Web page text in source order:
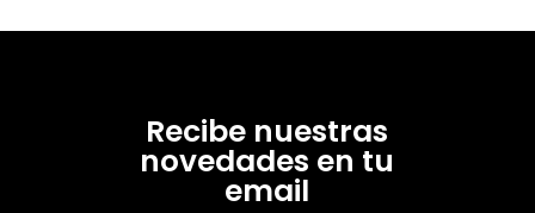
Recibe nuestras
novedades en tu
email